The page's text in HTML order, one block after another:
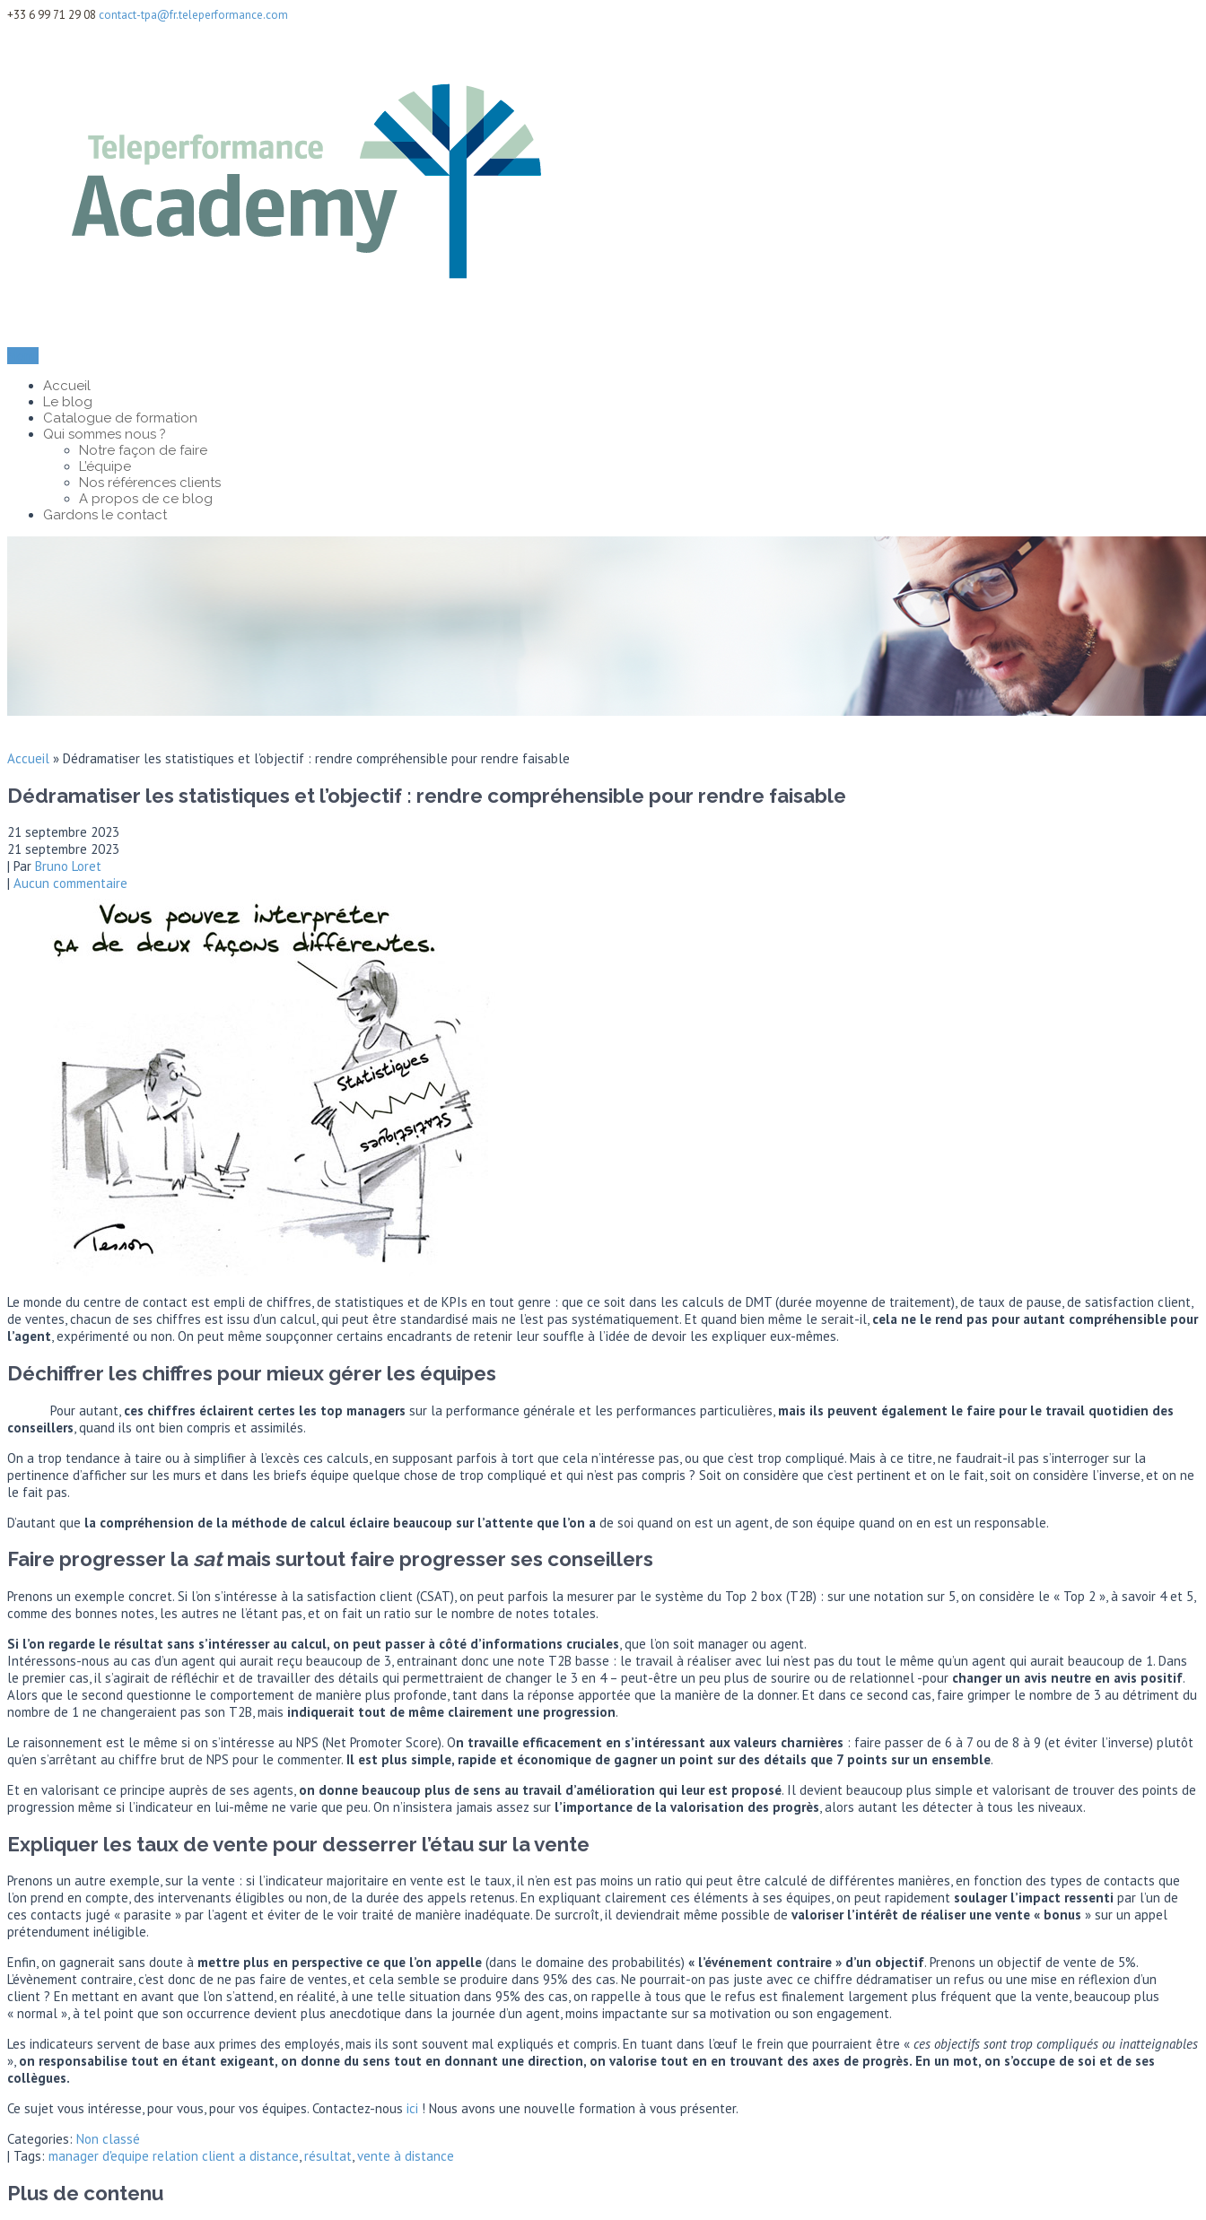
+33 6 99 71 29 08 contact-tpa@fr.teleperformance.com
Accueil
Le blog
Catalogue de formation
Qui sommes nous ?
Notre façon de faire
L’équipe
Nos références clients
A propos de ce blog
Gardons le contact
Accueil » Dédramatiser les statistiques et l’objectif : rendre compréhensible pour rendre faisable
Dédramatiser les statistiques et l’objectif : rendre compréhensible pour rendre faisable
21 septembre 2023
21 septembre 2023
| Par Bruno Loret
| Aucun commentaire
Le monde du centre de contact est empli de chiffres, de statistiques et de KPIs en tout genre : que ce soit dans les calculs de DMT (durée moyenne de traitement), de taux de pause, de satisfaction client,
de ventes, chacun de ses chiffres est issu d’un calcul, qui peut être standardisé mais ne l’est pas systématiquement. Et quand bien même le serait-il, cela ne le rend pas pour autant compréhensible pour
l’agent, expérimenté ou non. On peut même soupçonner certains encadrants de retenir leur souffle à l’idée de devoir les expliquer eux-mêmes.
Déchiffrer les chiffres pour mieux gérer les équipes
Pour autant, ces chiffres éclairent certes les top managers sur la performance générale et les performances particulières, mais ils peuvent également le faire pour le travail quotidien des
conseillers , quand ils ont bien compris et assimilés.
On a trop tendance à taire ou à simplifier à l’excès ces calculs, en supposant parfois à tort que cela n’intéresse pas, ou que c’est trop compliqué. Mais à ce titre, ne faudrait-il pas s’interroger sur la
pertinence d’afficher sur les murs et dans les briefs équipe quelque chose de trop compliqué et qui n’est pas compris ? Soit on considère que c’est pertinent et on le fait, soit on considère l’inverse, et on ne
le fait pas.
D’autant que la compréhension de la méthode de calcul éclaire beaucoup sur l’attente que l’on a de soi quand on est un agent, de son équipe quand on en est un responsable.
Faire progresser la satmais surtout faire progresser ses conseillers
Prenons un exemple concret. Si l’on s’intéresse à la satisfaction client (CSAT), on peut parfois la mesurer par le système du Top 2 box (T2B) : sur une notation sur 5, on considère le « Top 2 », à savoir 4 et 5,
comme des bonnes notes, les autres ne l’étant pas, et on fait un ratio sur le nombre de notes totales.
Si l’on regarde le résultat sans s’intéresser au calcul, on peut passer à côté d’informations cruciales, que l’on soit manager ou agent.
Intéressons-nous au cas d’un agent qui aurait reçu beaucoup de 3, entrainant donc une note T2B basse : le travail à réaliser avec lui n’est pas du tout le même qu’un agent qui aurait beaucoup de 1. Dans
le premier cas, il s’agirait de réfléchir et de travailler des détails qui permettraient de changer le 3 en 4 – peut-être un peu plus de sourire ou de relationnel -pour changer un avis neutre en avis positif.
Alors que le second questionne le comportement de manière plus profonde, tant dans la réponse apportée que la manière de la donner. Et dans ce second cas, faire grimper le nombre de 3 au détriment du
nombre de 1 ne changeraient pas son T2B, mais indiquerait tout de même clairement une progression.
Le raisonnement est le même si on s’intéresse au NPS (Net Promoter Score). On travaille efficacement en s’intéressant aux valeurs charnières : faire passer de 6 à 7 ou de 8 à 9 (et éviter l’inverse) plutôt
qu’en s’arrêtant au chiffre brut de NPS pour le commenter. Il est plus simple, rapide et économique de gagner un point sur des détails que 7 points sur un ensemble.
Et en valorisant ce principe auprès de ses agents, on donne beaucoup plus de sens au travail d’amélioration qui leur est proposé. Il devient beaucoup plus simple et valorisant de trouver des points de
progression même si l’indicateur en lui-même ne varie que peu. On n’insistera jamais assez sur l’importance de la valorisation des progrès, alors autant les détecter à tous les niveaux.
Expliquer les taux de vente pour desserrer l’étau sur la vente
Prenons un autre exemple, sur la vente : si l’indicateur majoritaire en vente est le taux, il n’en est pas moins un ratio qui peut être calculé de différentes manières, en fonction des types de contacts que
l’on prend en compte, des intervenants éligibles ou non, de la durée des appels retenus. En expliquant clairement ces éléments à ses équipes, on peut rapidement soulager l’impact ressenti par l’un de
ces contacts jugé « parasite » par l’agent et éviter de le voir traité de manière inadéquate. De surcroît, il deviendrait même possible de valoriser l’intérêt de réaliser une vente « bonus » sur un appel
prétendument inéligible.
Enfin, on gagnerait sans doute à mettre plus en perspective ce que l’on appelle (dans le domaine des probabilités) « l’événement contraire » d’un objectif. Prenons un objectif de vente de 5%.
L’évènement contraire, c’est donc de ne pas faire de ventes, et cela semble se produire dans 95% des cas. Ne pourrait-on pas juste avec ce chiffre dédramatiser un refus ou une mise en réflexion d’un
client ? En mettant en avant que l’on s’attend, en réalité, à une telle situation dans 95% des cas, on rappelle à tous que le refus est finalement largement plus fréquent que la vente, beaucoup plus
« normal », à tel point que son occurrence devient plus anecdotique dans la journée d’un agent, moins impactante sur sa motivation ou son engagement.
Les indicateurs servent de base aux primes des employés, mais ils sont souvent mal expliqués et compris. En tuant dans l’œuf le frein que pourraient être « ces objectifs sont trop compliqués ou inatteignables
», on responsabilise tout en étant exigeant, on donne du sens tout en donnant une direction, on valorise tout en en trouvant des axes de progrès. En un mot, on s’occupe de soi et de ses
collègues.
Ce sujet vous intéresse, pour vous, pour vos équipes. Contactez-nous ici ! Nous avons une nouvelle formation à vous présenter.
Categories: Non classé
| Tags: manager d'equipe relation client a distance,résultat,vente à distance
Plus de contenu